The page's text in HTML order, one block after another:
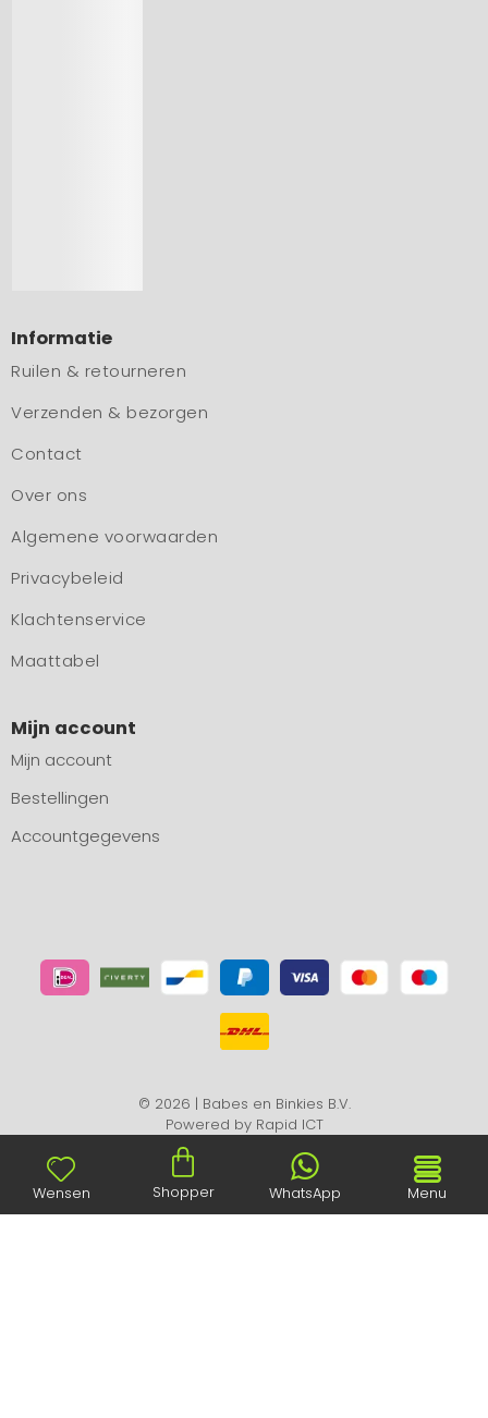
Informatie
Ruilen & retourneren
Verzenden & bezorgen
Contact
Over ons
Algemene voorwaarden
Privacybeleid
Klachtenservice
Maattabel
Mijn account
Mijn account
Bestellingen
Accountgegevens
© 2026 | Babes en Binkies B.V.
Powered by Rapid ICT
Wensen Shopper WhatsApp Menu